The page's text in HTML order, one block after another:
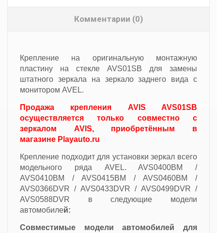
Комментарии (0)
Крепление на оригинальную монтажную
пластину на стекле AVS01SB для замены
штатного зеркала на зеркало заднего вида с
монитором AVEL.
Продажа крепления AVIS AVS01SB
осуществляется только совместно с
зеркалом AVIS, приобретённым в
магазине Playauto.ru
Крепление подходит для установки зеркал всего
модельного ряда AVEL. AVS0400BM /
AVS0410BM / AVS0415BM / AVS0460BM /
AVS0366DVR / AVS0433DVR / AVS0499DVR /
AVS0588DVR в следующие модели
автомобилей:
Совместимые модели автомобилей для